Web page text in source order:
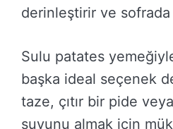
derinleştirir ve
Sulu patates
başka ideal seçenek
taze, çıtır bir pide
suyunu almak için